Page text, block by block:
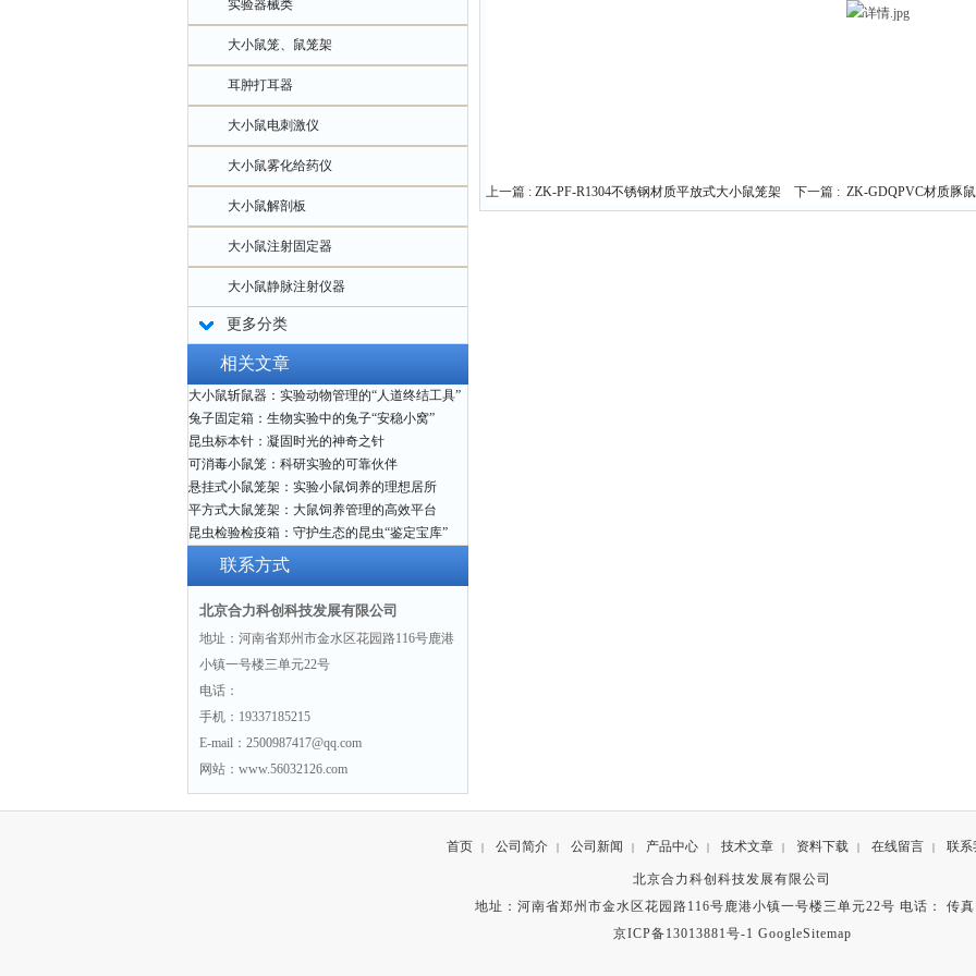
实验器械类
大小鼠笼、鼠笼架
耳肿打耳器
大小鼠电刺激仪
大小鼠雾化给药仪
大小鼠解剖板
大小鼠注射固定器
大小鼠静脉注射仪器
更多分类
相关文章
大小鼠斩鼠器：实验动物管理的“人道终结工具”
兔子固定箱：生物实验中的兔子“安稳小窝”
昆虫标本针：凝固时光的神奇之针
可消毒小鼠笼：科研实验的可靠伙伴
悬挂式小鼠笼架：实验小鼠饲养的理想居所
平方式大鼠笼架：大鼠饲养管理的高效平台
昆虫检验检疫箱：守护生态的昆虫“鉴定宝库”
联系方式
北京合力科创科技发展有限公司
地址：河南省郑州市金水区花园路116号鹿港
小镇一号楼三单元22号
电话：
手机：19337185215
E-mail：2500987417@qq.com
网站：www.56032126.com
上一篇 : ZK-PF-R1304不锈钢材质平放式大小鼠笼架 下一篇 : ZK-GDQPVC材质豚
首页 | 公司简介 | 公司新闻 | 产品中心 | 技术文章 | 资料下载 | 在线留言 | 联系
北京合力科创科技发展有限公司
地址：河南省郑州市金水区花园路116号鹿港小镇一号楼三单元22号 电话： 传真
京ICP备13013881号-1 GoogleSitemap